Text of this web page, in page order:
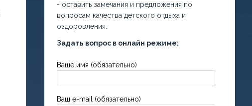
- оставить замечания и предложения по
вопросам качества детского отдыха и
оздоровления.
Задать вопрос в онлайн режиме:
Ваше имя (обязательно)
Ваш e-mail (обязательно)